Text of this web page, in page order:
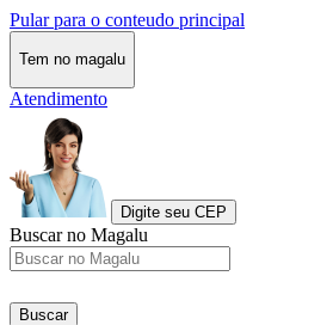
Pular para o conteudo principal
Tem no magalu
Atendimento
Digite seu CEP
Buscar no Magalu
Buscar